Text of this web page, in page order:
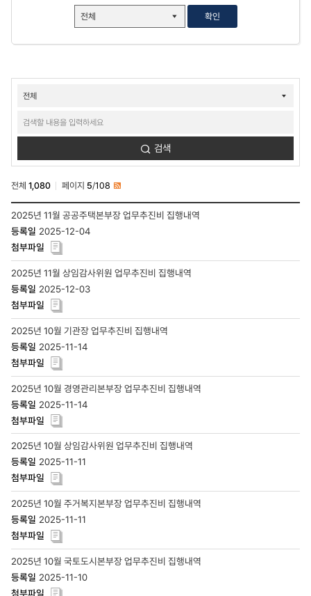
확인
G거버넌스-
기관장
검색
검색
전체 1,080 페이지 5/108
G거버넌스-
경영공시-
기관장
임원
업무추진비
목록
-
제목,
작성자,
등록일,
첨부파일,
조회수
2025년 11월 공공주택본부장 업무추진비 집행내역
2025-12-04
2025년 11월 상임감사위원 업무추진비 집행내역
2025-12-03
2025년 10월 기관장 업무추진비 집행내역
2025-11-14
2025년 10월 경영관리본부장 업무추진비 집행내역
2025-11-14
2025년 10월 상임감사위원 업무추진비 집행내역
2025-11-11
2025년 10월 주거복지본부장 업무추진비 집행내역
2025-11-11
2025년 10월 국토도시본부장 업무추진비 집행내역
2025-11-10